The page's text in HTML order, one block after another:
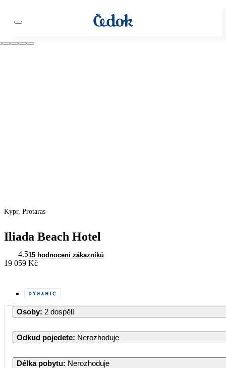
Kypr, Protaras
Iliada Beach Hotel
4.515 hodnocení zákazníků
19 059 Kč
Osoby: 2 dospělí
Odkud pojedete: Nerozhoduje
Délka pobytu: Nerozhoduje